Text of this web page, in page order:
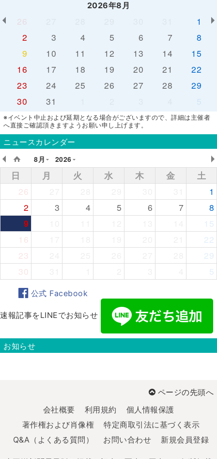
2026年8月
26
1
2
3 4 5 6 7
8
9
10 11 12 13 14
15
16
17 18 19 20 21
22
23
24 25 26 27 28
29
30
31 5
※イベント中止および延期となる場合がございますので、詳細は主催者
へ直接ご確認頂きますようお願い申し上げます。
ニュースカレンダー
8月
2026
日 月 火 水 木 金
土
26
1
2
3 4 5 6 7
8
9
15
16
22
23
29
30
5
公式 Facebook
速報記事をLINEでお知らせ
お知らせ
ページの先頭へ
会社概要
利用規約
個人情報保護
著作権および肖像権
特定商取引法に基づく表示
Q&A（よくある質問）
お問い合わせ 新規会員登録